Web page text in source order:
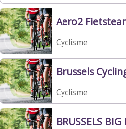
Aero2
Cyclisme
Brussels
Cyclisme
BRUSSELS BIG